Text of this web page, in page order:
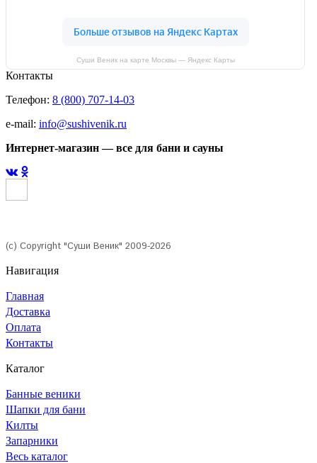
Суши Веник на карте Москвы — Яндекс Карты
Контакты
Телефон: 8 (800) 707-14-03
e-mail: info@sushivenik.ru
Интернет-магазин — все для бани и сауны
(с) Copyright "Суши Веник" 2009-2026
Навигация
Главная
Доставка
Оплата
Контакты
Каталог
Банные веники
Шапки для бани
Килты
Запарники
Весь каталог